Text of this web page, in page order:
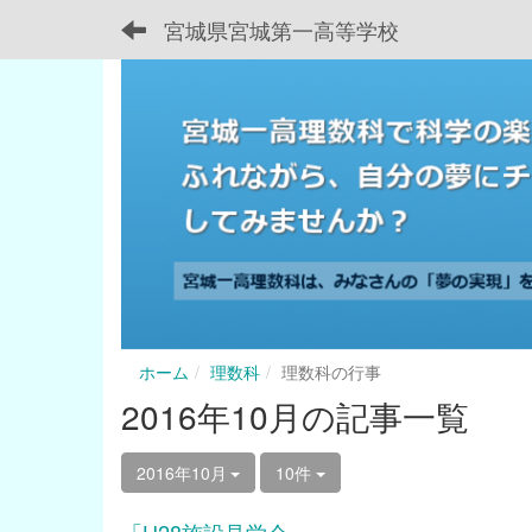
宮城県宮城第一高等学校
ホーム 理数科 理数科の行事
2016年10月の記事一覧
2016年10月 10件